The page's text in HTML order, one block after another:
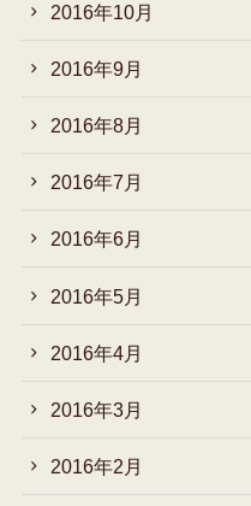
2016年10月
2016年9月
2016年8月
2016年7月
2016年6月
2016年5月
2016年4月
2016年3月
2016年2月